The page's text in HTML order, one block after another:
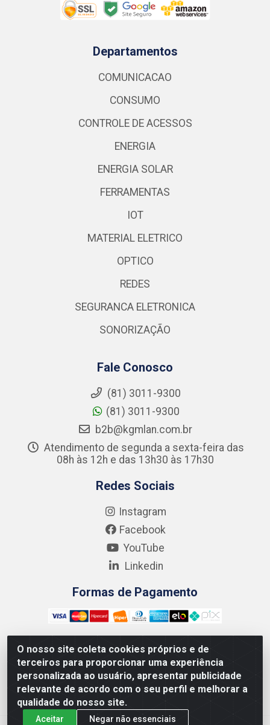
O nosso site coleta cookies próprios e de
terceiros para proporcionar uma experiência
personalizada ao usuário, apresentar publicidade
relevante de acordo com o seu perfil e melhorar a
qualidade do nosso site.
Aceitar Negar não essenciais
Departamentos
COMUNICACAO
CONSUMO
CONTROLE DE ACESSOS
ENERGIA
ENERGIA SOLAR
FERRAMENTAS
IOT
MATERIAL ELETRICO
OPTICO
REDES
SEGURANCA ELETRONICA
SONORIZAÇÃO
Fale Conosco
(81) 3011-9300
(81) 3011-9300
b2b@kgmlan.com.br
Atendimento de segunda a sexta-feira das
08h às 12h e das 13h30 às 17h30
Redes Sociais
Instagram
Facebook
YouTube
Linkedin
Formas de Pagamento
Kgmlan Distribuidora LTDA - CNPJ 18.217.682/0001-54 -
Rua Pedro de Barros Cavalcante, 58 - Bultrins, Olinda/PE
- CEP 53320-110